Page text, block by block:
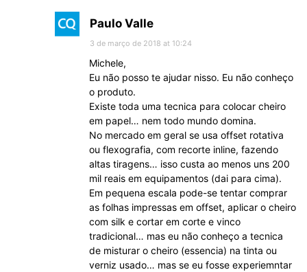
Paulo Valle
3 de março de 2018 at 10:24
Michele,
Eu não posso te ajudar nisso. Eu não conheço
o produto.
Existe toda uma tecnica para colocar cheiro
em papel… nem todo mundo domina.
No mercado em geral se usa offset rotativa
ou flexografia, com recorte inline, fazendo
altas tiragens… isso custa ao menos uns 200
mil reais em equipamentos (dai para cima).
Em pequena escala pode-se tentar comprar
as folhas impressas em offset, aplicar o cheiro
com silk e cortar em corte e vinco
tradicional… mas eu não conheço a tecnica
de misturar o cheiro (essencia) na tinta ou
verniz usado… mas se eu fosse experiemntar